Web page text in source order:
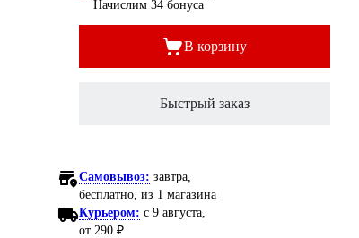
Начислим 34 бонуса
В корзину
Быстрый заказ
Самовывоз: завтра,
бесплатно , из 1 магазина
Курьером: c 9 августа,
от 290 ₽